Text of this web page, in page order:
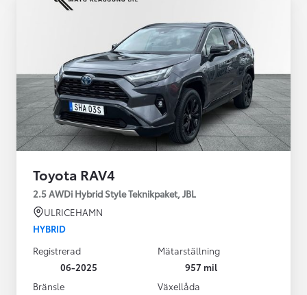
Toyota RAV4
2.5 AWDi Hybrid Style Teknikpaket, JBL
ULRICEHAMN
HYBRID
Registrerad
06-2025
Mätarställning
957 mil
Bränsle
Växellåda